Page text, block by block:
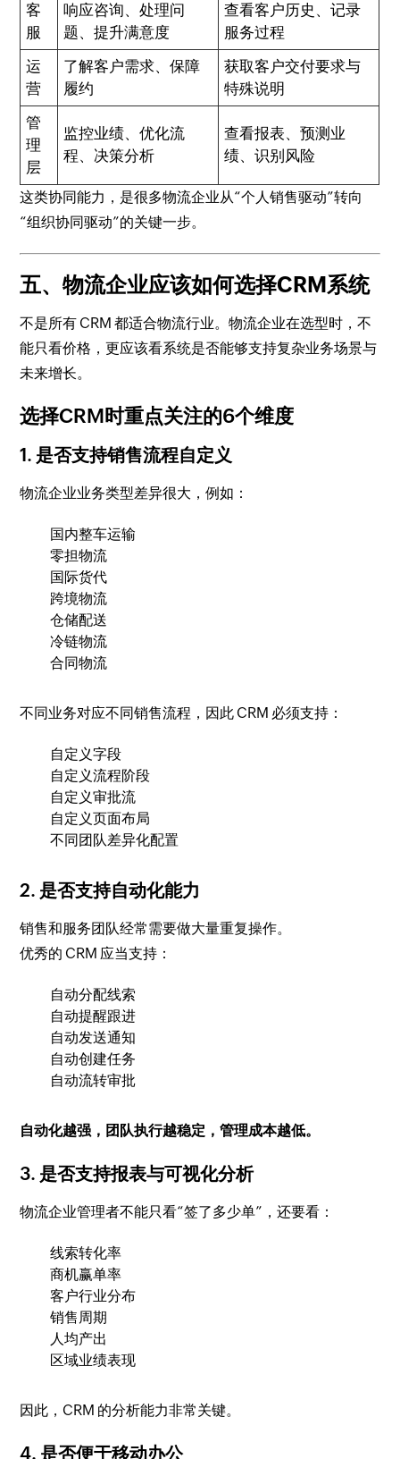
客
服
响应咨询、处理问
题、提升满意度
查看客户历史、记录
服务过程
运
营
了解客户需求、保障
履约
获取客户交付要求与
特殊说明
管
理
层
监控业绩、优化流
程、决策分析
查看报表、预测业
绩、识别风险
这类协同能力，是很多物流企业从“个人销售驱动”转向
“组织协同驱动”的关键一步。
五、物流企业应该如何选择CRM系统
不是所有 CRM 都适合物流行业。物流企业在选型时，不
能只看价格，更应该看系统是否能够支持复杂业务场景与
未来增长。
选择CRM时重点关注的6个维度
1. 是否支持销售流程自定义
物流企业业务类型差异很大，例如：
国内整车运输
零担物流
国际货代
跨境物流
仓储配送
冷链物流
合同物流
不同业务对应不同销售流程，因此 CRM 必须支持：
自定义字段
自定义流程阶段
自定义审批流
自定义页面布局
不同团队差异化配置
2. 是否支持自动化能力
销售和服务团队经常需要做大量重复操作。
优秀的 CRM 应当支持：
自动分配线索
自动提醒跟进
自动发送通知
自动创建任务
自动流转审批
自动化越强，团队执行越稳定，管理成本越低。
3. 是否支持报表与可视化分析
物流企业管理者不能只看“签了多少单”，还要看：
线索转化率
商机赢单率
客户行业分布
销售周期
人均产出
区域业绩表现
因此，CRM 的分析能力非常关键。
4. 是否便于移动办公